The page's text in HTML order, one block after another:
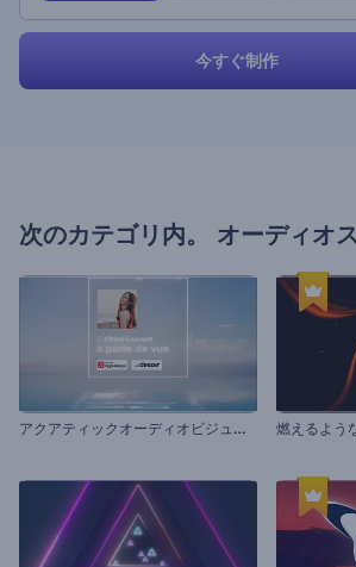
今すぐ制作
次のカテゴリ内。 オーディオ
ア
クアティックオーディオビジュアライザー